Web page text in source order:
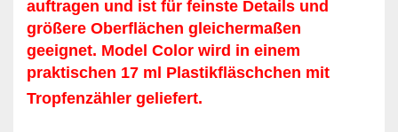
auftragen und ist für feinste Details und
größere Oberflächen gleichermaßen
geeignet. Model Color wird in einem
praktischen 17 ml Plastikfläschchen mit
Tropfenzähler geliefert.